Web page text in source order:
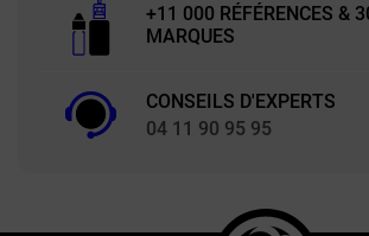
+11 000 RÉFÉRENCES &
MARQUES
CONSEILS D'EXPERTS
04 11 90 95 95